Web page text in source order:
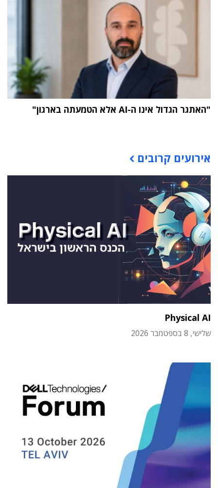
"האתגר הגדול אינו ה-AI אלא הטמעתה בארגון"
אירועים קרובים
Physical AI
שלישי, 8 בספטמבר 2026